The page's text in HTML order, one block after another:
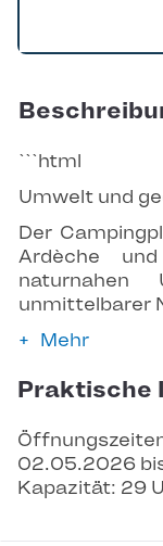
```html
Umwelt und
Der
Ardèche
unmittelbarer
Mehr
Praktische
02.05.2026
Kapazität: 29